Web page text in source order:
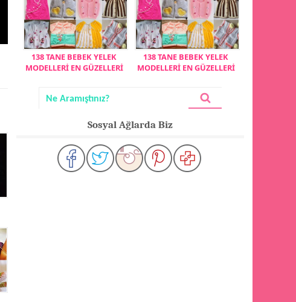
138 TANE BEBEK YELEK
MODELLERİ EN GÜZELLERİ
138 TANE BEBEK YELEK
MODELLERİ EN GÜZELLERİ
Sosyal Ağlarda Biz